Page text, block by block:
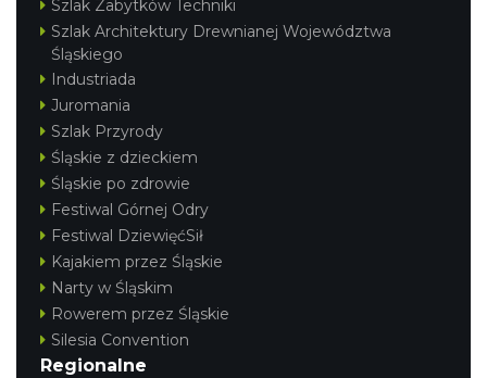
Szlak Zabytków Techniki
Szlak Architektury Drewnianej Województwa
Śląskiego
Industriada
Juromania
Szlak Przyrody
Śląskie z dzieckiem
Śląskie po zdrowie
Festiwal Górnej Odry
Festiwal DziewięćSił
Kajakiem przez Śląskie
Narty w Śląskim
Rowerem przez Śląskie
Silesia Convention
Regionalne